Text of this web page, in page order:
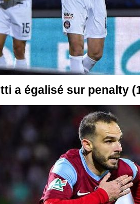
a égalisé sur penalty